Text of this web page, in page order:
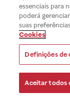
essenciais para
poderá
suas
Cookies
Definições de
Aceitar todos